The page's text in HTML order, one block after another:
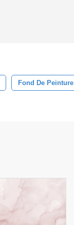
Fond De Peinture